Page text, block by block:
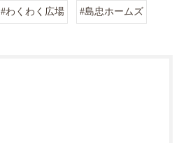
#わくわく広場 #島忠ホームズ